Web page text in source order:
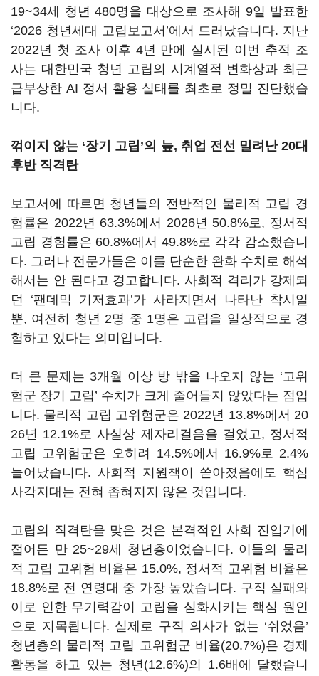
19~34세 청년 480명을 대상으로 조사해 9일 발표한
‘2026 청년세대 고립보고서’에서 드러났습니다. 지난
2022년 첫 조사 이후 4년 만에 실시된 이번 추적 조
사는 대한민국 청년 고립의 시계열적 변화상과 최근
급부상한 AI 정서 활용 실태를 최초로 정밀 진단했습
니다.
꺾이지 않는 ‘장기 고립’의 늪, 취업 전선 밀려난 20대
후반 직격탄
보고서에 따르면 청년들의 전반적인 물리적 고립 경
험률은 2022년 63.3%에서 2026년 50.8%로, 정서적
고립 경험률은 60.8%에서 49.8%로 각각 감소했습니
다. 그러나 전문가들은 이를 단순한 완화 수치로 해석
해서는 안 된다고 경고합니다. 사회적 격리가 강제되
던 ‘팬데믹 기저효과’가 사라지면서 나타난 착시일
뿐, 여전히 청년 2명 중 1명은 고립을 일상적으로 경
험하고 있다는 의미입니다.
더 큰 문제는 3개월 이상 방 밖을 나오지 않는 ‘고위
험군 장기 고립’ 수치가 크게 줄어들지 않았다는 점입
니다. 물리적 고립 고위험군은 2022년 13.8%에서 20
26년 12.1%로 사실상 제자리걸음을 걸었고, 정서적
고립 고위험군은 오히려 14.5%에서 16.9%로 2.4%
늘어났습니다. 사회적 지원책이 쏟아졌음에도 핵심
사각지대는 전혀 좁혀지지 않은 것입니다.
고립의 직격탄을 맞은 것은 본격적인 사회 진입기에
접어든 만 25~29세 청년층이었습니다. 이들의 물리
적 고립 고위험 비율은 15.0%, 정서적 고위험 비율은
18.8%로 전 연령대 중 가장 높았습니다. 구직 실패와
이로 인한 무기력감이 고립을 심화시키는 핵심 원인
으로 지목됩니다. 실제로 구직 의사가 없는 ‘쉬었음’
청년층의 물리적 고립 고위험군 비율(20.7%)은 경제
활동을 하고 있는 청년(12.6%)의 1.6배에 달했습니